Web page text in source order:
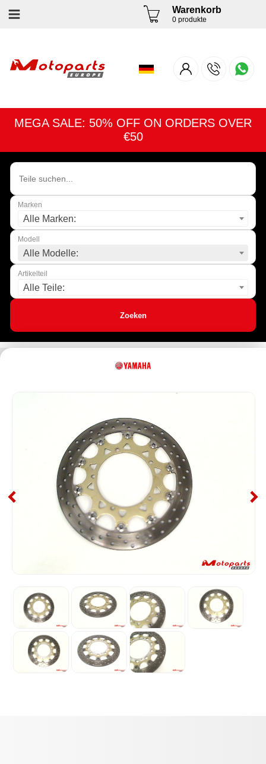
Warenkorb
0 produkte
MEGA SALE: 50% OFF ON ORDERS OVER
€50
Marken
Alle Marken:
Modell
Alle Modelle:
Artikelteil
Alle Teile:
Zoeken